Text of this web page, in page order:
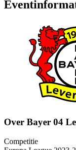
Over Bayer 04
Competitie